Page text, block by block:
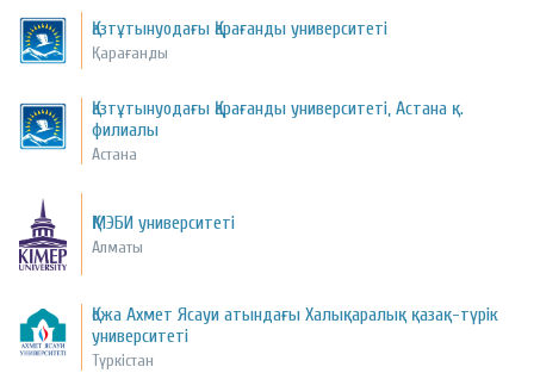
Қазтұтынуодағы Қарағанды университеті
Қарағанды
Қазтұтынуодағы Қарағанды университеті, Астана қ.
филиалы
Астана
ҚМЭБИ университеті
Алматы
Қожа Ахмет Ясауи атындағы Халықаралық қазақ-түрік
университеті
Түркістан